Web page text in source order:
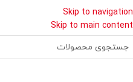
Skip to navigation
Skip to main content